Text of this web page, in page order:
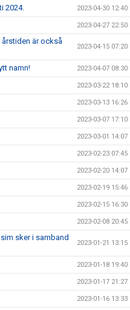
2024. 2023-04-30 12:40
2023-04-27 22:50
är också
2023-04-15 07:20
namn! 2023-04-07 08:30
2023-03-22 18:10
2023-03-13 16:26
2023-03-07 17:10
2023-03-01 14:07
2023-02-23 07:45
2023-02-20 14:07
2023-02-19 15:46
2023-02-15 16:30
2023-02-08 20:45
sker i samband
2023-01-21 13:15
2023-01-18 19:40
2023-01-17 21:27
2023-01-16 13:33